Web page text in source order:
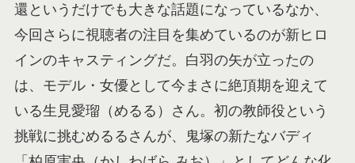
還というだけでも大きな話題になっているなか、
今回さらに視聴者の注目を集めているのが新ヒロ
インのキャスティングだ。白羽の矢が立ったの
は、モデル・女優として今まさに絶頂期を迎えて
いる生見愛瑠（めるる）さん。初の教師役という
挑戦に挑むめるるさんが、鬼塚の新たなバディ